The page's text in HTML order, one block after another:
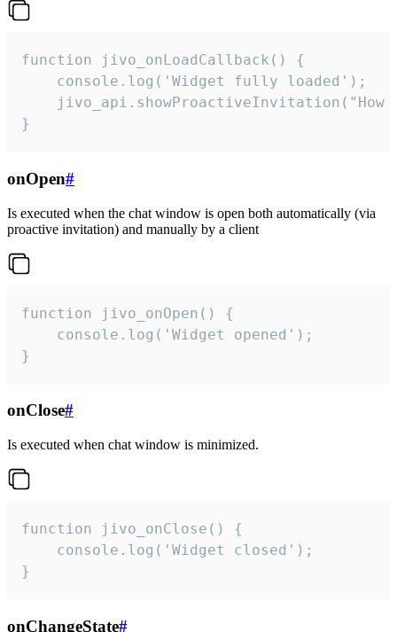
function jivo_onLoadCallback() {
    console.log('Widget fully loaded');
jivo_api.showProactiveInvitation("How
}
onOpen#
Is executed when the chat window is open both automatically (via
proactive invitation) and manually by a client
function jivo_onOpen() {
    console.log('Widget opened');
}
onClose#
Is executed when chat window is minimized.
function jivo_onClose() {
    console.log('Widget closed');
}
onChangeState#